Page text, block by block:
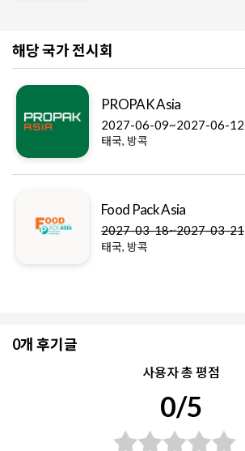
해당 국가 전시회
PROPAK Asia
2027-06-09~2027-06-12
태국, 방콕
Food Pack Asia
2027-03-18~2027-03-21
태국, 방콕
0개 후기글
사용자 총 평점
0/5